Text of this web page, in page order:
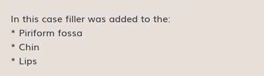
In this case filler was added to the:
* Piriform fossa
* Chin
* Lips